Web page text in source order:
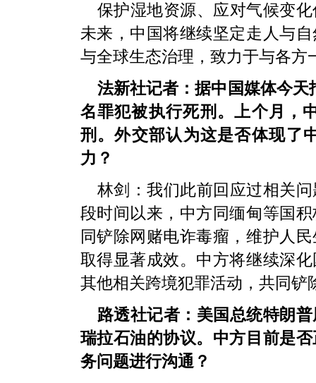
保护湿地资源、应对气候变
未来，中国将继续坚定走人与
与全球生态治理，致力于与各
法新社记者：据中国媒体今
名罪犯被执行死刑。上个月，
刑。外交部认为这是否体现了
力？
林剑：我们此前回应过相关
段时间以来，中方同缅甸等国
同铲除网赌电诈毒瘤，维护人
取得显著成效。中方将继续深
其他相关跨境犯罪活动，共同铲
路透社记者：美国总统特朗
瑞拉石油的协议。中方目前是
务问题进行沟通？